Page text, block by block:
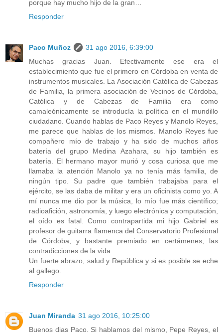
porque hay mucho hijo de la gran…
Responder
Paco Muñoz
31 ago 2016, 6:39:00
Muchas gracias Juan. Efectivamente ese era el
establecimiento que fue el primero en Córdoba en venta de
instrumentos musicales. La Asociación Católica de Cabezas
de Familia, la primera asociación de Vecinos de Córdoba,
Católica y de Cabezas de Familia era como
camaleónicamente se introducía la política en el mundillo
ciudadano. Cuando hablas de Paco Reyes y Manolo Reyes,
me parece que hablas de los mismos. Manolo Reyes fue
compañero mío de trabajo y ha sido de muchos años
batería del grupo Medina Azahara, su hijo también es
batería. El hermano mayor murió y cosa curiosa que me
llamaba la atención Manolo ya no tenía más familia, de
ningún tipo. Su padre que también trabajaba para el
ejército, se las daba de militar y era un oficinista como yo. A
mí nunca me dio por la música, lo mío fue más científico;
radioafición, astronomía, y luego electrónica y computación,
el oído es fatal. Como contrapartida mi hijo Gabriel es
profesor de guitarra flamenca del Conservatorio Profesional
de Córdoba, y bastante premiado en certámenes, las
contradicciones de la vida.
Un fuerte abrazo, salud y República y si es posible se eche
al gallego.
Responder
Juan Miranda 31 ago 2016, 10:25:00
Buenos dias Paco. Si hablamos del mismo, Pepe Reyes, el